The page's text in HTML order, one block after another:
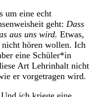
um eine echt
geht: Dass
aus uns wird. Etwas,
hören wollen. Ich
eine Schüler*in
Art Lehrinhalt nicht
er vorgetragen wird.